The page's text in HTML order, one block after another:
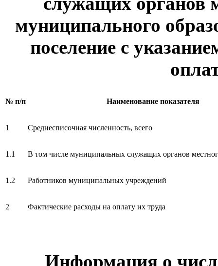
муниципального
поселение с
№ п/п Наименование показателя
1 Среднесписочная численность, всего
1.1 В том числе муниципальных служащих органов
1.2 Работников муниципальных учреждений
2 Фактические расходы на оплату их труда
Информация о